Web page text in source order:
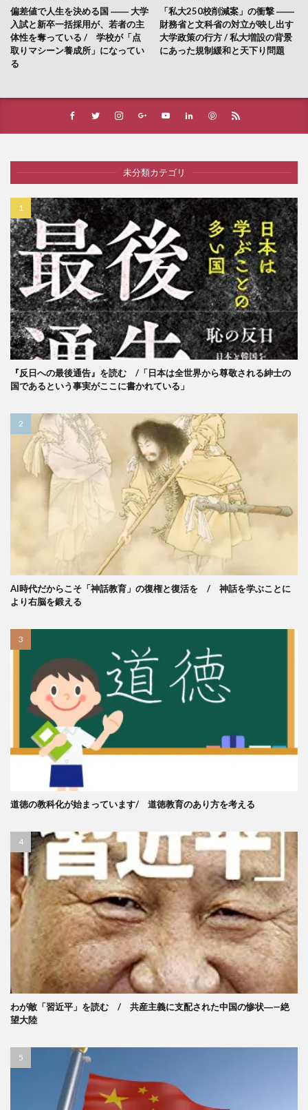
偏差値で人生を決める国 ―― 大学
入試と新卒一括採用が、若者の主
体性を奪っている / 学校が「点
取りマシーン養成所」になってい
る
「私大250校削減案」の衝撃 ――
財務省と文科省の対立が映し出す
大学政策の行方 / 私大増設の背景
にあった規制緩和と天下り問題
未分類カテゴリ
『反日への最後通告』を読む /「日本は全世界から尊敬される紳士の
国であるという事実がここに書かれている」
AI時代だからこそ「神話教育」の復権と復活を / 神話を学ぶことに
より右脳を鍛える
道徳の教科化が始まっています/ 道徳教育のあり方を考える
わが敵「習近平」を読む / 共産主義に支配された中国の惨状―—絶
望大陸